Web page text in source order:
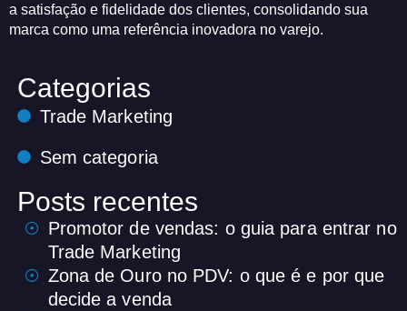
a satisfação e fidelidade dos clientes, consolidando sua
marca como uma referência inovadora no varejo.
Categorias
Trade Marketing
Sem categoria
Posts recentes
Promotor de vendas: o guia para entrar no
Trade Marketing
Zona de Ouro no PDV: o que é e por que
decide a venda